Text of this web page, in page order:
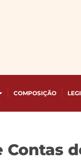
COMPOSIÇÃO
Contas